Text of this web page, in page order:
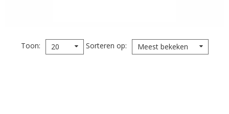
Toon 20 Sorteren op Meest bekeken